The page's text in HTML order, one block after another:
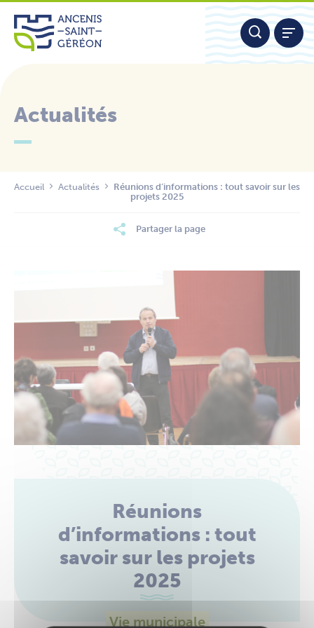
Aller
contenu
Actualités
Accueil Actualités
Réunions d’informations : tout savoir sur les
projets 2025
Partager la page
Réunions
d’informations : tout
savoir sur les projets
2025
Vie municipale
Panneau de gestion des cookies